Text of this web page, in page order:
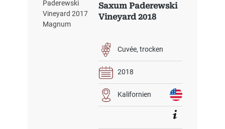
Saxum Paderewski
Vineyard 2018
Cuvée trocken
2018
Kalifornien